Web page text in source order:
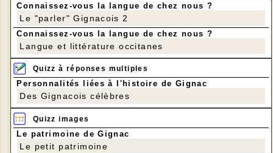
Connaissez-vous la langue de chez nous ?
Le "parler" Gignacois 2
Connaissez-vous la langue de chez nous ?
Langue et littérature occitanes
Quizz à réponses multiples
Personnalités liées à l'histoire de Gignac
Des Gignacois célèbres
Quizz images
Le patrimoine de Gignac
Le petit patrimoine